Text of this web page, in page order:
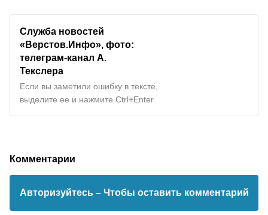
Служба новостей
«Верстов.Инфо», фото:
телеграм-канал А.
Текслера
Если вы заметили ошибку в тексте,
выделите ее и нажмите Ctrl+Enter
Комментарии
Авторизуйтесь – Чтобы оставить комментарий